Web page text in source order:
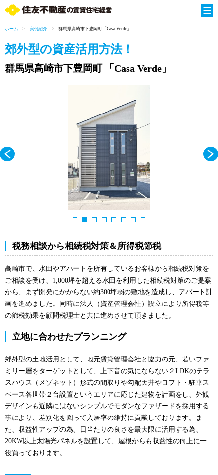
ホーム 実例紹介 群馬県高崎市下豊岡町「Casa Verde」
郊外型の資産活用方法！
群馬県高崎市下豊岡町「Casa Verde」
税務相談から相続税対策＆所得税節税
高崎市で、水田やアパートを所有しているお客様から相続税対策を
ご相談を受け、1,000坪を超える水田を利用した相続税対策のご提案
から、まず開発にかからない約300坪弱の敷地を造成し、アパート計
画を進めました。同時に法人（資産管理会社）設立により所得税等
の節税効果を顧問税理士と共に進めさせて頂きました。
立地に合わせたプランニング
郊外型の土地活用として、地元賃貸管理会社と協力の元、若いファ
ミリー層をターゲットとして、上下音の気にならない２LDKのテラ
スハウス（メゾネット）形式の間取りや勾配天井やロフト・駐車ス
ペース各世帯２台設置というエリアに応じた建物を計画をし、外観
デザインも近隣にはないシンプルでモダンなファザードを採用する
事により、差別化を図って入居率の維持に貢献しております。ま
た、収益性アップの為、日当たりの良さを最大限に活用する為、
20KW以上太陽光パネルを設置して、屋根からも収益性の向上に一
役買っております。